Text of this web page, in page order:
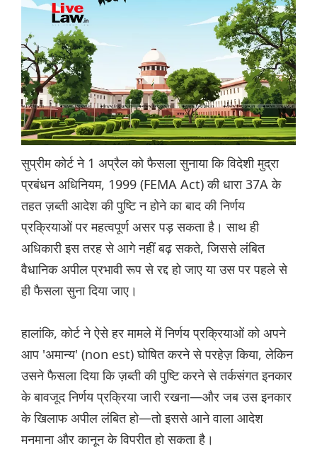
सुप्रीम कोर्ट ने 1 अप्रैल को फैसला सुनाया कि विदेशी मुद्रा
प्रबंधन अधिनियम, 1999 (FEMA Act) की धारा 37A के
तहत ज़ब्ती आदेश की पुष्टि न होने का बाद की निर्णय
प्रक्रियाओं पर महत्वपूर्ण असर पड़ सकता है। साथ ही
अधिकारी इस तरह से आगे नहीं बढ़ सकते, जिससे लंबित
वैधानिक अपील प्रभावी रूप से रद्द हो जाए या उस पर पहले से
ही फैसला सुना दिया जाए।
हालांकि, कोर्ट ने ऐसे हर मामले में निर्णय प्रक्रियाओं को अपने
आप 'अमान्य' (non est) घोषित करने से परहेज़ किया, लेकिन
उसने फैसला दिया कि ज़ब्ती की पुष्टि करने से तर्कसंगत इनकार
के बावजूद निर्णय प्रक्रिया जारी रखना—और जब उस इनकार
के खिलाफ अपील लंबित हो—तो इससे आने वाला आदेश
मनमाना और कानून के विपरीत हो सकता है।